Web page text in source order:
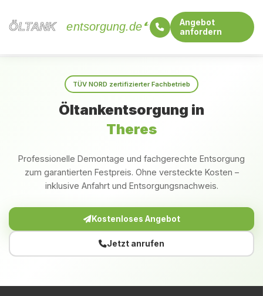
ÖLTANK
ÖLTANK entsorgung.de
Angebot
anfordern
TÜV NORD zertifizierter Fachbetrieb
Öltankentsorgung in
Theres
Professionelle Demontage und fachgerechte Entsorgung
zum garantierten Festpreis. Ohne versteckte Kosten –
inklusive Anfahrt und Entsorgungsnachweis.
Kostenloses Angebot
Jetzt anrufen